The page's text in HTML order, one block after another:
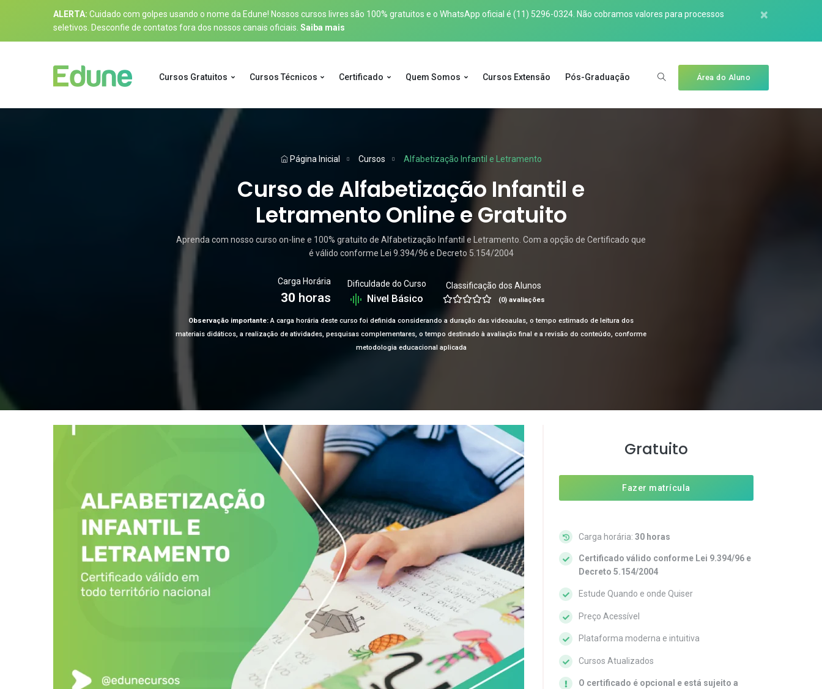
ALERTA: Cuidado com golpes usando o nome da Edune! Nossos cursos livres são 100% gratuitos e o WhatsApp oficial é (11) 5296-0324 . Não cobramos valores para processos
seletivos. Desconfie de contatos fora dos nossos canais oficiais. Saiba mais
×
Cursos Gratuitos Cursos Técnicos Certificado Quem Somos Cursos Extensão Pós-Graduação Área do Aluno
Página Inicial Cursos Alfabetização Infantil e Letramento
Curso de Alfabetização Infantil e
Letramento Online e Gratuito
Aprenda com nosso curso on-line e 100% gratuito de Alfabetização Infantil e Letramento. Com a opção de Certificado que
é válido conforme Lei 9.394/96 e Decreto 5.154/2004
Carga Horária
30 horas
Dificuldade do Curso
Nivel Básico
Classificação dos Alunos
(0) avaliações
Observação importante:A carga horária deste curso foi definida considerando a duração das videoaulas, o tempo estimado de leitura dos
materiais didáticos, a realização de atividades, pesquisas complementares, o tempo destinado à avaliação final e a revisão do conteúdo, conforme
metodologia educacional aplicada
Gratuito
Fazer matrícula
Carga horária: 30 horas
Certificado válido conforme Lei 9.394/96 e
Decreto 5.154/2004
Estude Quando e onde Quiser
Preço Acessível
Plataforma moderna e intuitiva
Cursos Atualizados
O certificado é opcional e está sujeito a